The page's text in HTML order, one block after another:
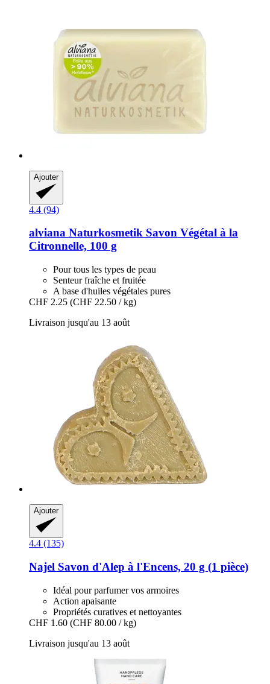
Ajouter
4.4 (94)
alviana Naturkosmetik Savon Végétal à la
Citronnelle, 100 g
Pour tous les types de peau
Senteur fraîche et fruitée
A base d'huiles végétales pures
CHF 2.25 (CHF 22.50 / kg)
Livraison jusqu'au 13 août
Ajouter
4.4 (135)
Najel Savon d'Alep à l'Encens, 20 g (1 pièce)
Idéal pour parfumer vos armoires
Action apaisante
Propriétés curatives et nettoyantes
CHF 1.60 (CHF 80.00 / kg)
Livraison jusqu'au 13 août